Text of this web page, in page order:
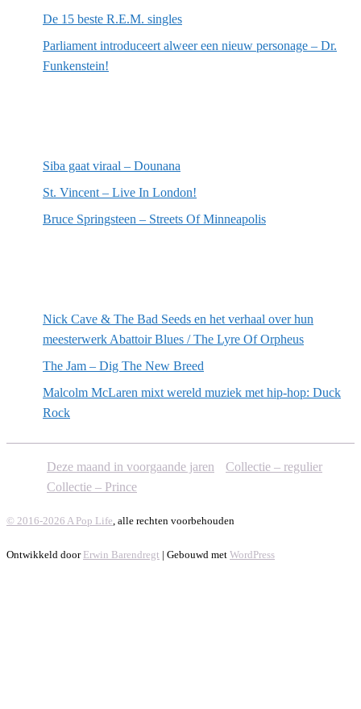
De 15 beste R.E.M. singles
Parliament introduceert alweer een nieuw personage – Dr.
Funkenstein!
Siba gaat viraal – Dounana
St. Vincent – Live In London!
Bruce Springsteen – Streets Of Minneapolis
Nick Cave & The Bad Seeds en het verhaal over hun
meesterwerk Abattoir Blues / The Lyre Of Orpheus
The Jam – Dig The New Breed
Malcolm McLaren mixt wereld muziek met hip-hop: Duck
Rock
Deze maand in voorgaande jaren
Collectie – regulier
Collectie – Prince
© 2016-2026 A Pop Life , alle rechten voorbehouden
Ontwikkeld door Erwin Barendregt | Gebouwd met WordPress